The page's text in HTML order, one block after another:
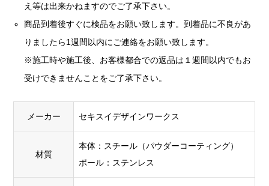
え等は出来かねますのでご了承下さい。
商品到着後すぐに検品をお願い致します。到着品に不良があ
りましたら1週間以内にご連絡をお願い致します。
※施工時や施工後、お客様都合での返品は１週間以内でもお
受けできませんことをご了承下さい。
メーカー セキスイデザインワークス
材質
本体：スチール（パウダーコーティング）
ポール：ステンレス